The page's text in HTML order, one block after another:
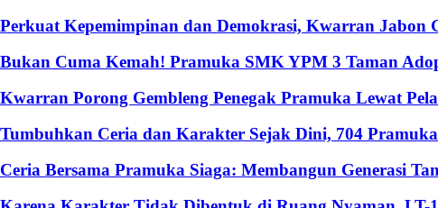
Perkuat Kepemimpinan dan Demokrasi, Kwarran Jabon
Bukan Cuma Kemah! Pramuka SMK YPM 3 Taman
Kwarran Porong Gembleng Penegak Pramuka Lewat
Tumbuhkan Ceria dan Karakter Sejak Dini, 704
Ceria Bersama Pramuka Siaga: Membangun Generasi